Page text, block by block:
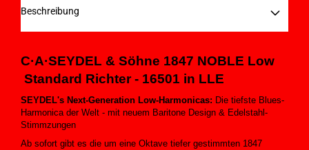
Beschreibung
C·A·SEYDEL & Söhne 1847 NOBLE Low
Standard Richter- 16501 in LLE
SEYDEL's Next-Generation Low-Harmonicas: Die tiefste Blues-
Harmonica der Welt - mit neuem Baritone Design & Edelstahl-
Stimmzungen
Ab sofort gibt es die um eine Oktave tiefer gestimmten 1847